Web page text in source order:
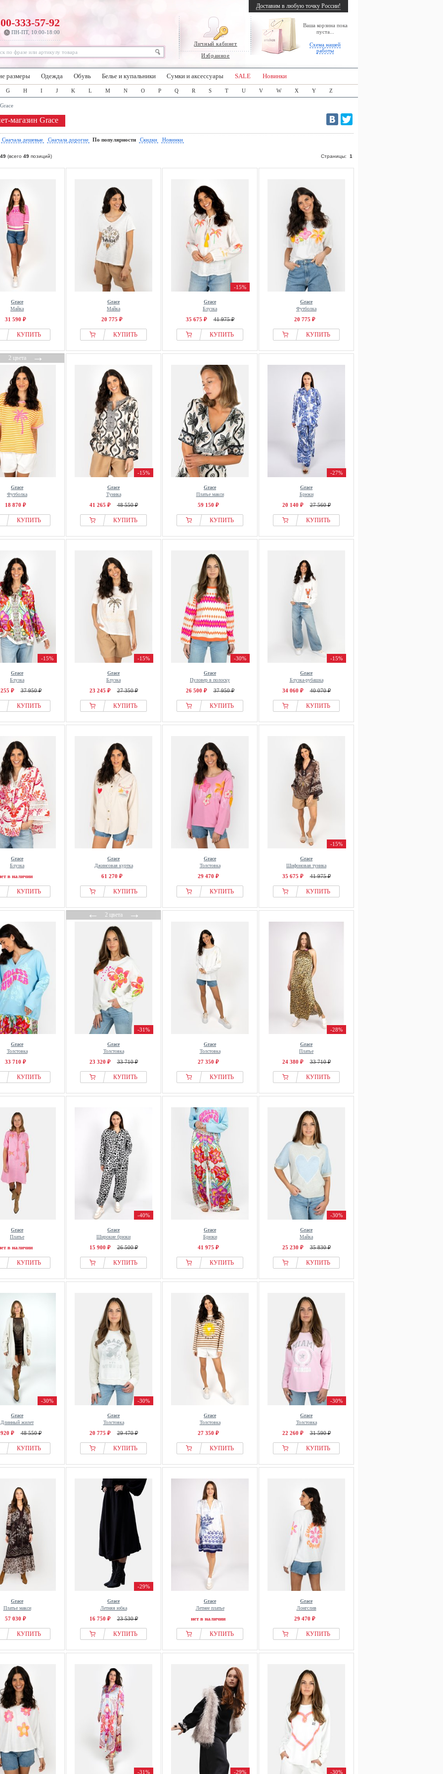
Личный кабинет
Избранное
Ваша корзина пока
пуста...
Схема нашей
работы
333-57-92
ПН-ПТ, 10:00-18:00
Доставим в любую точку России!
размеры Одежда Обувь Белье и купальники Сумки и аксессуары SALE Новинки
G H I J K L M N O P Q R S T U V W X Y Z
Grace
магазин Grace
Сначала дешевые Сначала дорогие По популярности Скидки Новинки
49 (всего 49 позиций) Страницы: 1
Grace
Майка
31 590 ₽
КУПИТЬ
Grace
Майка
20 775 ₽
КУПИТЬ
-15%
Grace
Блузка
35 675 ₽ 41 975 ₽
КУПИТЬ
Grace
Футболка
20 775 ₽
КУПИТЬ
2 цвета→
Grace
Футболка
18 870 ₽
КУПИТЬ
-15%
Grace
Туника
41 265 ₽ 48 550 ₽
КУПИТЬ
Grace
Платье макси
59 150 ₽
КУПИТЬ
-27%
Grace
Брюки
20 140 ₽ 27 560 ₽
КУПИТЬ
-15%
Grace
Блузка
₽ 37 950 ₽
КУПИТЬ
-15%
Grace
Блузка
23 245 ₽ 27 350 ₽
КУПИТЬ
-30%
Grace
Пуловер в полоску
26 500 ₽ 37 950 ₽
КУПИТЬ
-15%
Grace
Блузка-рубашка
34 060 ₽ 40 070 ₽
КУПИТЬ
Grace
Блузка
в наличии
КУПИТЬ
Grace
Джинсовая куртка
61 270 ₽
КУПИТЬ
Grace
Толстовка
29 470 ₽
КУПИТЬ
-15%
Grace
Шифоновая туника
35 675 ₽ 41 975 ₽
КУПИТЬ
Grace
Толстовка
33 710 ₽
КУПИТЬ
←2 цвета→
-31%
Grace
Толстовка
23 320 ₽ 33 710 ₽
КУПИТЬ
Grace
Толстовка
27 350 ₽
КУПИТЬ
-28%
Grace
Платье
24 380 ₽ 33 710 ₽
КУПИТЬ
Grace
Платье
в наличии
КУПИТЬ
-40%
Grace
Широкие брюки
15 900 ₽ 26 500 ₽
КУПИТЬ
Grace
Брюки
41 975 ₽
КУПИТЬ
-30%
Grace
Майка
25 230 ₽ 35 830 ₽
КУПИТЬ
-30%
Grace
Длинный жилет
₽ 48 550 ₽
КУПИТЬ
-30%
Grace
Толстовка
20 775 ₽ 29 470 ₽
КУПИТЬ
Grace
Толстовка
27 350 ₽
КУПИТЬ
-30%
Grace
Толстовка
22 260 ₽ 31 590 ₽
КУПИТЬ
Grace
Платье макси
57 030 ₽
КУПИТЬ
-29%
Grace
Летняя юбка
16 750 ₽ 23 530 ₽
КУПИТЬ
Grace
Летнее платье
нет в наличии
КУПИТЬ
Grace
Лонгслив
29 470 ₽
КУПИТЬ
-31% -29% -30%